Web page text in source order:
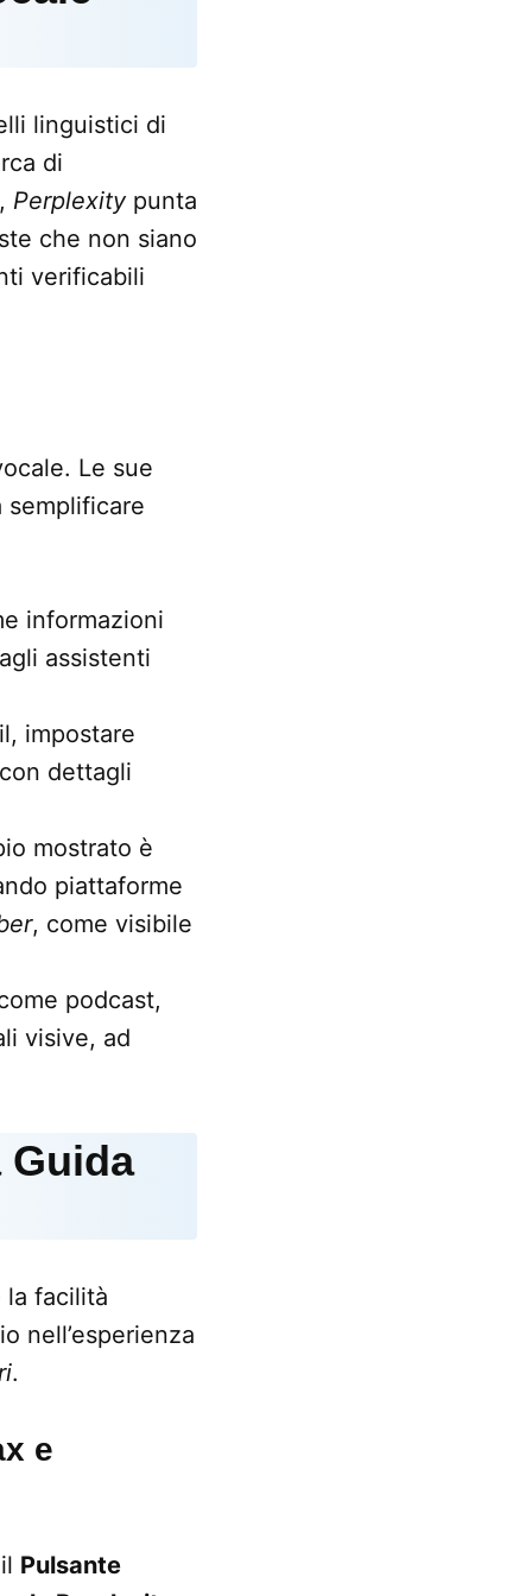
linguistici di
di
Perplexitypunta
che non siano
verificabili
Le sue
semplificare
informazioni
assistenti
impostare
con dettagli
mostrato è
piattaforme
, come visibile
podcast,
visive, ad
Guida
la facilità
nell’esperienza
.
e
Pulsante